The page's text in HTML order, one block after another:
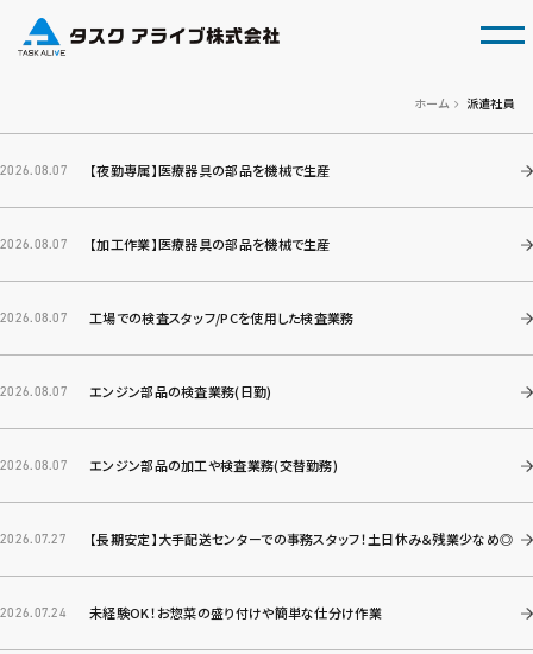
ホーム 派遣社員
2026.08.07 【夜勤専属】医療器具の部品を機械で生産
2026.08.07 【加工作業】医療器具の部品を機械で生産
2026.08.07 工場での検査スタッフ/PCを使用した検査業務
2026.08.07 エンジン部品の検査業務(日勤)
2026.08.07 エンジン部品の加工や検査業務(交替勤務)
2026.07.27 【長期安定】大手配送センターでの事務スタッフ！土日休み＆残業少なめ◎
2026.07.24 未経験OK！お惣菜の盛り付けや簡単な仕分け作業